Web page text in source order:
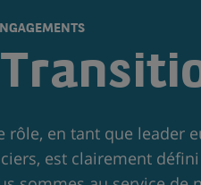
rôle, en tant que leader
est clairement